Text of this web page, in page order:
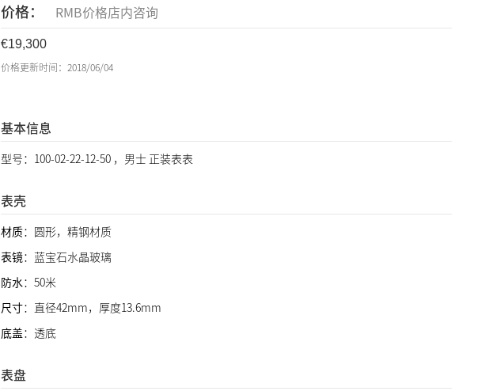
价格： RMB价格店内咨询
19,300
价格更新时间：2018/06/04
基本信息
型号：100-02-22-12-50 ，男士 正装表表
表壳
材质：圆形，精钢材质
表镜：蓝宝石水晶玻璃
防水：50米
尺寸：直径42mm，厚度13.6mm
底盖：透底
表盘